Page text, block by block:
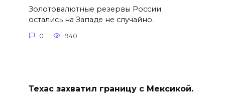
Золотовалютные резервы России
остались на Западе не случайно.
0 940
Техас захватил границу с Мексикой.